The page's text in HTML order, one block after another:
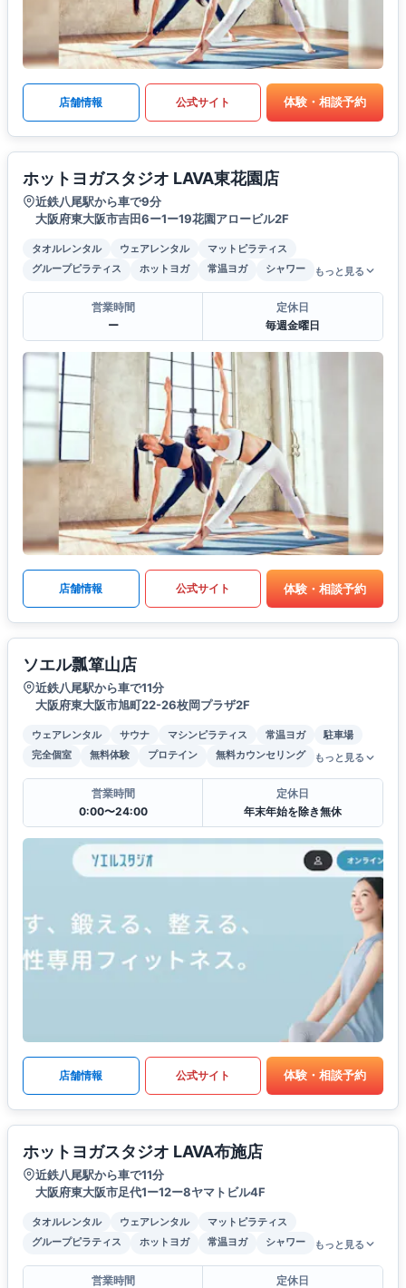
店舗情報 公式サイト 体験・相談予約
ホットヨガスタジオ LAVA東花園店
近鉄八尾駅から車で9分
大阪府東大阪市吉田6ー1ー19花園アロービル2F
タオルレンタル ウェアレンタル
マットピラティス
グループピラティス
ホットヨガ 常温ヨガ シャワー もっと見る
営業時間
ー
定休日
毎週金曜日
店舗情報 公式サイト 体験・相談予約
ソエル瓢箪山店
近鉄八尾駅から車で11分
大阪府東大阪市旭町22-26枚岡プラザ2F
ウェアレンタル サウナ マシンピラティス 常温ヨガ
駐車場
完全個室
無料体験 プロテイン 無料カウンセリング もっと見る
営業時間
0:00〜24:00
定休日
年末年始を除き無休
店舗情報 公式サイト 体験・相談予約
ホットヨガスタジオ LAVA布施店
近鉄八尾駅から車で11分
大阪府東大阪市足代1ー12ー8ヤマトビル4F
タオルレンタル ウェアレンタル
マットピラティス
グループピラティス
ホットヨガ 常温ヨガ シャワー もっと見る
営業時間
定休日